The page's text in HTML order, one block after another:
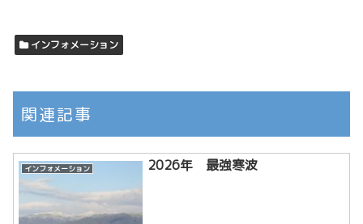
インフォメーション
関連記事
インフォメーション 2026年 最強寒波